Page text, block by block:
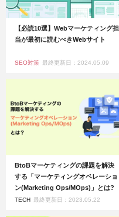
【必読10選】Webマーケティング担
当が最初に読むべきWebサイト
SEO対策 最終更新日：2024.05.09
BtoBマーケティングの課題を解決
する「マーケティングオペレーショ
ン(Marketing Ops/MOps)」とは?
TECH 最終更新日：2023.05.22